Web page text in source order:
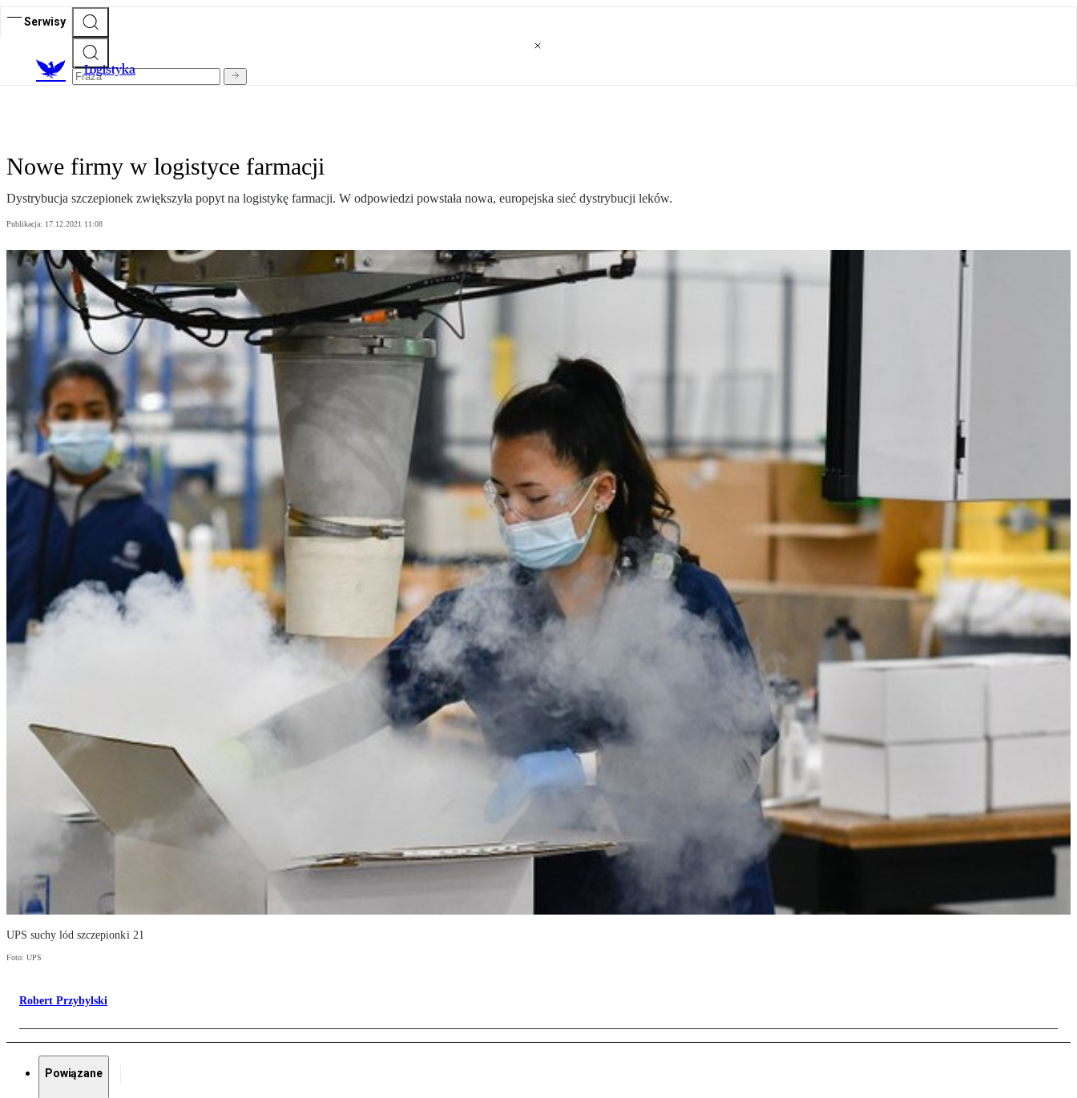
Serwisy
Logistyka
Nowe firmy w logistyce farmacji
Dystrybucja szczepionek zwiększyła popyt na logistykę farmacji. W odpowiedzi powstała nowa, europejska sieć dystrybucji leków.
Publikacja: 17.12.2021 11:08
UPS suchy lód szczepionki 21
Foto: UPS
Robert Przybylski
Powiązane